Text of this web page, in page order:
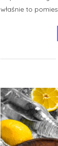
właśnie to